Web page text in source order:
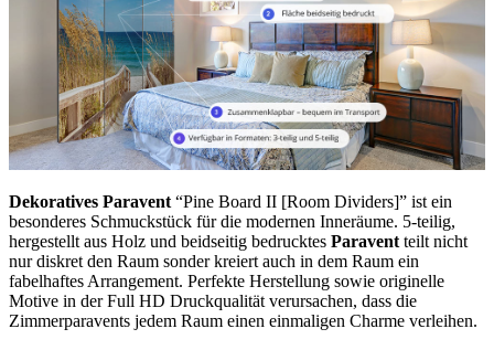
Dekoratives Paravent “Pine Board II [Room Dividers]” ist ein
besonderes Schmuckstück für die modernen Inneräume. 5-teilig,
hergestellt aus Holz und beidseitig bedrucktes Paravent teilt nicht
nur diskret den Raum sonder kreiert auch in dem Raum ein
fabelhaftes Arrangement. Perfekte Herstellung sowie originelle
Motive in der Full HD Druckqualität verursachen, dass die
Zimmerparavents jedem Raum einen einmaligen Charme verleihen.